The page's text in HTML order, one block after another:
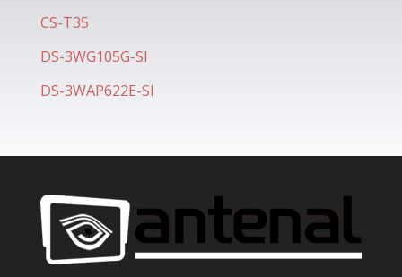
CS-T35
DS-3WG105G-SI
DS-3WAP622E-SI